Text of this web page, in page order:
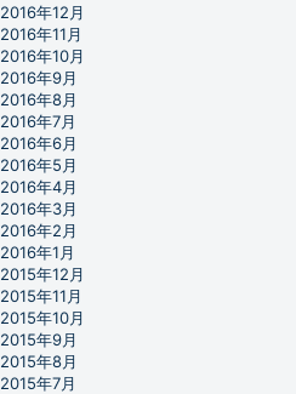
2016年12月
2016年11月
2016年10月
2016年9月
2016年8月
2016年7月
2016年6月
2016年5月
2016年4月
2016年3月
2016年2月
2016年1月
2015年12月
2015年11月
2015年10月
2015年9月
2015年8月
2015年7月